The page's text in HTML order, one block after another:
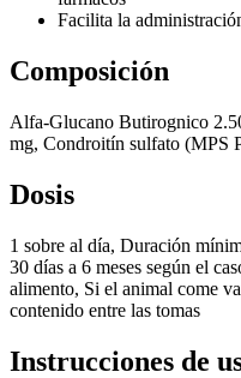
Facilita la
Composición
Alfa-Glucano Butirognico
mg, Condroitín sulfato (MPS
Dosis
1 sobre al día, Duración
30 días a 6 meses según el
alimento, Si el animal come
contenido entre las tomas
Instrucciones de